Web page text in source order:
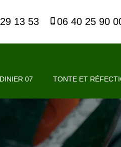
13 53 06 40 25 90
07 TONTE ET